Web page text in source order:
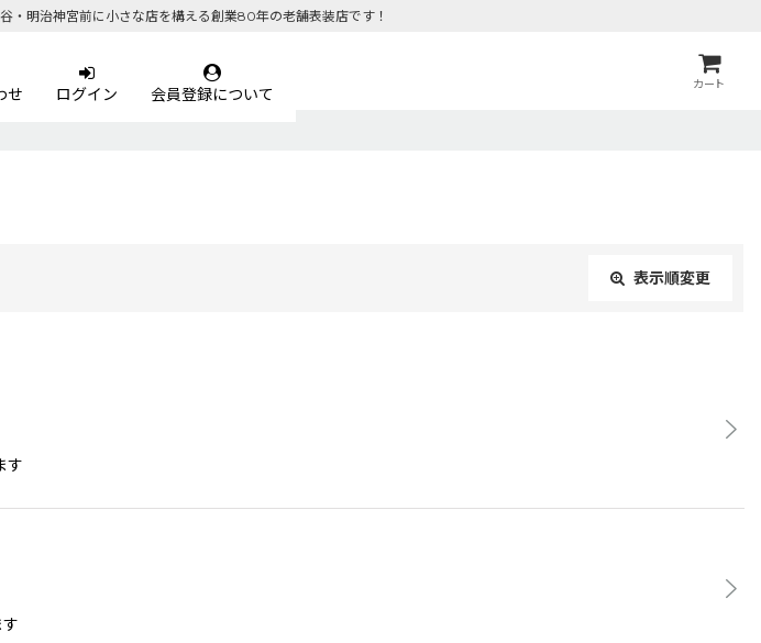
明治神宮前に小さな店を構える創業80年の老舗表装店です！
カート
せ ログイン 会員登録について
表示順変更
込む
す